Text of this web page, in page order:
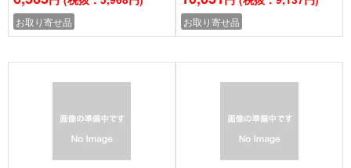
お取り寄せ品 お取り寄せ品